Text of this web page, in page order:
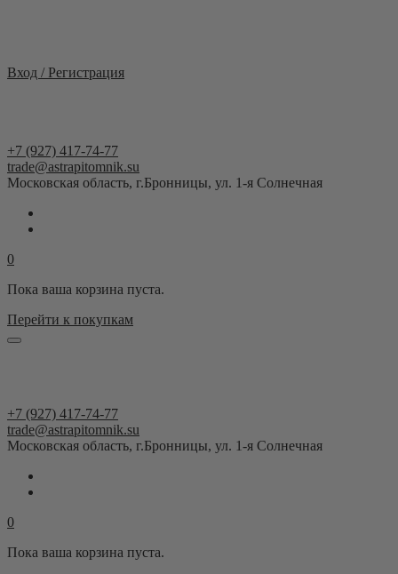
Вход / Регистрация
+7 (927) 417-74-77
trade@astrapitomnik.su
Московская область, г.Бронницы, ул. 1-я Солнечная
0
Пока ваша корзина пуста.
Перейти к покупкам
+7 (927) 417-74-77
trade@astrapitomnik.su
Московская область, г.Бронницы, ул. 1-я Солнечная
0
Пока ваша корзина пуста.